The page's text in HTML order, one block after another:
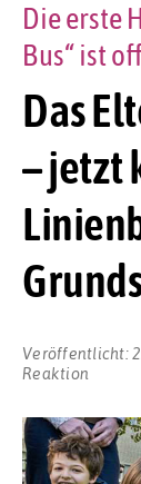
Das
– jetzt
Die erste
Bus“ ist
Veröffentlicht:
Reaktion